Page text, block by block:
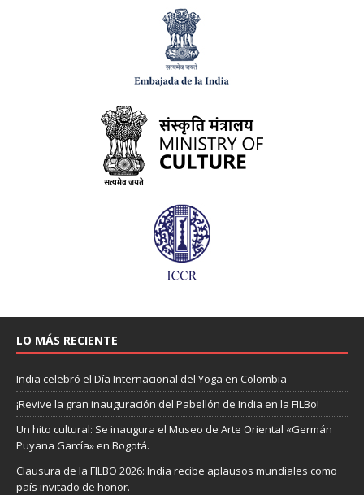
LO MÁS RECIENTE
India celebró el Día Internacional del Yoga en Colombia
¡Revive la gran inauguración del Pabellón de India en la FILBo!
Un hito cultural: Se inaugura el Museo de Arte Oriental «Germán
Puyana García» en Bogotá.
Clausura de la FILBO 2026: India recibe aplausos mundiales como
país invitado de honor.